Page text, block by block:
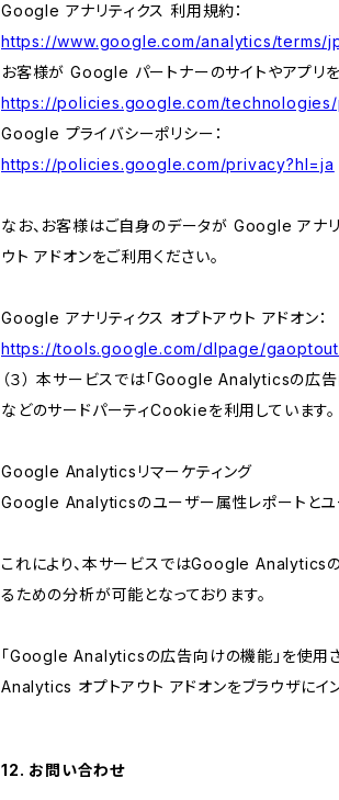
Google アナリティクス 利用規約：
https://www.google.com/analytics/terms/
お客様が Google パートナーのサイトやアプリ
https://policies.google.com/
Google プライバシーポリシー：
https://policies.google.com/privacy?hl=ja
なお、お客様はご自身のデータが Google アナ
ウト アドオンをご利用ください。
Google アナリティクス オプトアウト アドオン：
https://tools.google.com/dlpage/gaoptout
（３） 本サービスでは「Google Analyticsの広
などのサードパーティCookieを利用しています。
Google Analyticsリマーケティング
Google Analyticsのユーザー属性レポートとユ
これにより、本サービスではGoogle Analytics
るための分析が可能となっております。
「Google Analyticsの広告向けの機能」を使用
Analytics オプトアウト アドオンをブラウザにイ
12. お問い合わせ